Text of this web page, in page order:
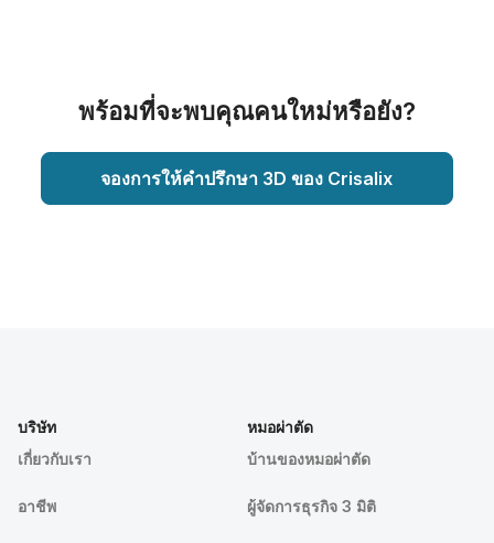
พร้อมที่จะพบคุณคนใหม่หรือยัง?
จองการให้คำปรึกษา 3D ของ Crisalix
บริษัท
เกี่ยวกับเรา
อาชีพ
หมอผ่าตัด
บ้านของหมอผ่าตัด
ผู้จัดการธุรกิจ 3 มิติ